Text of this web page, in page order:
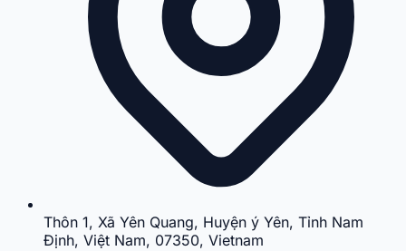
Thôn 1, Xã Yên Quang, Huyện ý Yên, Tỉnh Nam
Định, Việt Nam, 07350, Vietnam